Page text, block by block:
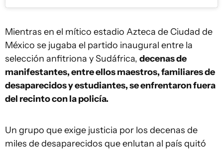
Mientras en el mítico estadio Azteca de Ciudad de
México se jugaba el partido inaugural entre la
selección anfitriona y Sudáfrica, decenas de
manifestantes, entre ellos maestros, familiares de
desaparecidos y estudiantes, se enfrentaron fuera
del recinto con la policía.
Un grupo que exige justicia por los decenas de
miles de desaparecidos que enlutan al país quitó